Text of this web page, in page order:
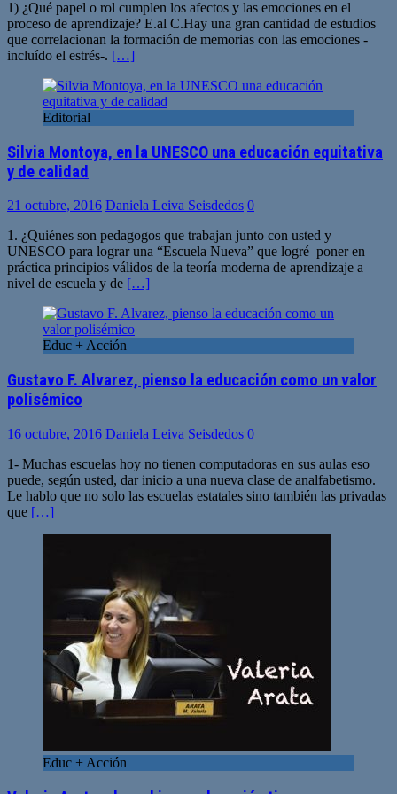
1) ¿Qué papel o rol cumplen los afectos y las emociones en el
proceso de aprendizaje? E.al C.Hay una gran cantidad de estudios
que correlacionan la formación de memorias con las emociones -
incluído el estrés-. […]
Editorial
Silvia Montoya, en la UNESCO una educación equitativa
y de calidad
21 octubre, 2016 Daniela Leiva Seisdedos 0
1. ¿Quiénes son pedagogos que trabajan junto con usted y
UNESCO para lograr una “Escuela Nueva” que logré poner en
práctica principios válidos de la teoría moderna de aprendizaje a
nivel de escuela y de […]
Educ + Acción
Gustavo F. Alvarez, pienso la educación como un valor
polisémico
16 octubre, 2016 Daniela Leiva Seisdedos 0
1- Muchas escuelas hoy no tienen computadoras en sus aulas eso
puede, según usted, dar inicio a una nueva clase de analfabetismo.
Le hablo que no solo las escuelas estatales sino también las privadas
que […]
Educ + Acción